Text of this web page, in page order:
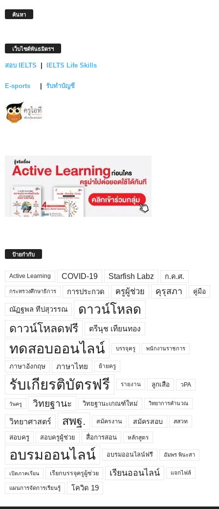
ค้นหา
เว็บไซต์พันธมิตรฯ
สอบ IELTS IELTS Life Skills
E-sports รับทำบัญชี
ป้ายกำกับ
Active Learning COVID-19 Starfish Labz ก.ค.ศ.
กระทรวงศึกษาธิการ การประกวด ครูผู้ช่วย คุรุสภา คู่มือ
ณัฏฐพล ทีปสุวรรณ ดาวน์โหลด
ดาวน์โหลดฟรี ตรีนุช เทียนทอง
ทดสอบออนไลน์ บรรจุครู พนักงานราชการ
ภาษาอังกฤษ ภาษาไทย ย้ายครู
รับเกียรติบัตรฟรี รายงาน ลูกเสือ วPA
วันครู วิทยฐานะ วิทยฐานะเกณฑ์ใหม่ วิทยาการคำนวณ
วิทยาศาสตร์ สพฐ. สมัครงาน สมัครสอบ สสวท
สอบครู สอบครูผู้ช่วย สื่อการสอน หลักสูตร
อบรมออนไลน์ อบรมออนไลน์ฟรี อัมพร พินะสา
เปิดภาคเรียน เรียกบรรจุครูผู้ช่วย เรียนออนไลน์ แจกไฟล์
แผนการจัดการเรียนรู้ โควิด 19